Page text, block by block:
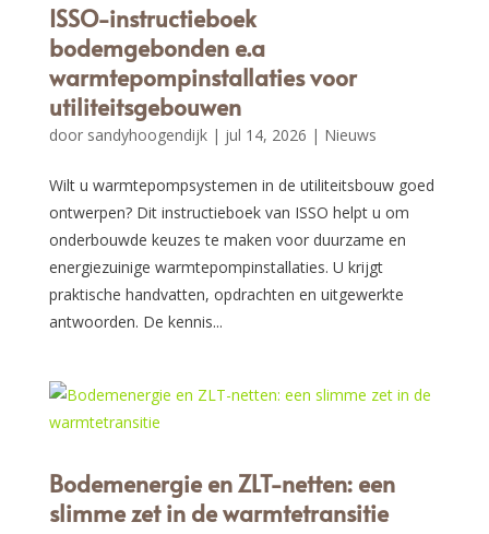
ISSO-instructieboek
bodemgebonden e.a
warmtepompinstallaties voor
utiliteitsgebouwen
door sandyhoogendijk| jul 14, 2026 | Nieuws
Wilt u warmtepompsystemen in de utiliteitsbouw goed
ontwerpen? Dit instructieboek van ISSO helpt u om
onderbouwde keuzes te maken voor duurzame en
energiezuinige warmtepompinstallaties. U krijgt
praktische handvatten, opdrachten en uitgewerkte
antwoorden. De kennis...
Bodemenergie en ZLT-netten: een
slimme zet in de warmtetransitie